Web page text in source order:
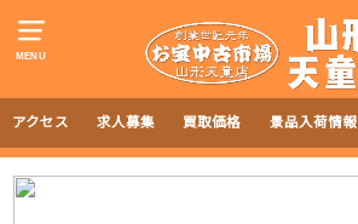
MENU
アクセス 求人募集 買取価格 景品入荷情報